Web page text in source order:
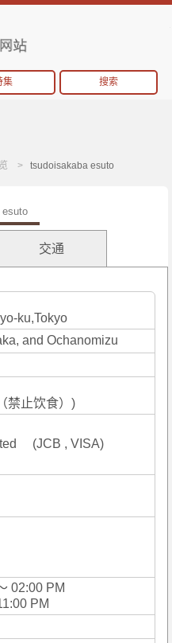
集 搜索
tsudoisakaba esuto
esuto
交通
ku,Tokyo
and Ochanomizu
禁止饮食）)
(JCB , VISA)
02:00 PM
PM